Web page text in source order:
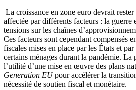
La croissance en zone euro devrait
affectée par différents facteurs : la
tensions sur les chaînes
Ces facteurs sont cependant compensés
fiscales mises en place par les États et
certains ménages durant la pandémie. La
l’utilité d’une mise en œuvre des plans
Generation EUpour accélérer la
nécessité de soutien fiscal et monétaire.